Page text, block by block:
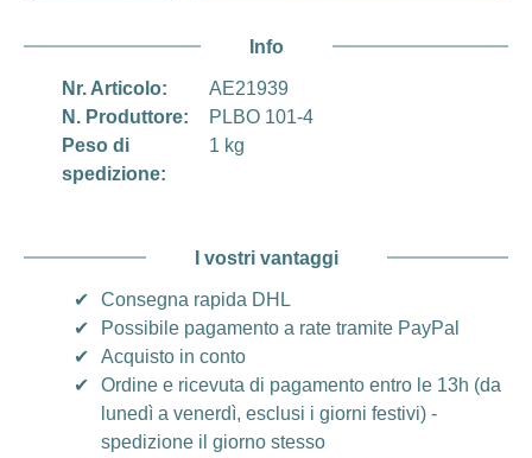
Info
Nr. Articolo:
AE21939
N. Produttore:
PLBO 101-4
Peso di
spedizione:
1 kg
I vostri vantaggi
✔
Consegna rapida DHL
✔
Possibile pagamento a rate tramite PayPal
✔
Acquisto in conto
✔
Ordine e ricevuta di pagamento entro le 13h (da
lunedì a venerdì, esclusi i giorni festivi) -
spedizione il giorno stesso